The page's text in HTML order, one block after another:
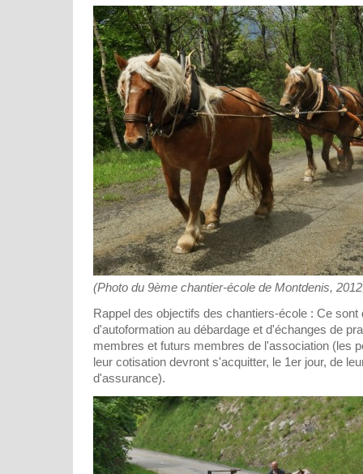
(Photo du 9ème chantier-école de Montdenis,
Rappel des objectifs des chantiers-école : Ce sont
d'autoformation au débardage et d'échanges de
membres et futurs membres de l'association (les
leur cotisation devront s'acquitter, le 1er jour, de
d'assurance).